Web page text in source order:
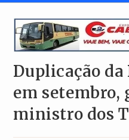
Duplicação da
em setembro,
ministro dos